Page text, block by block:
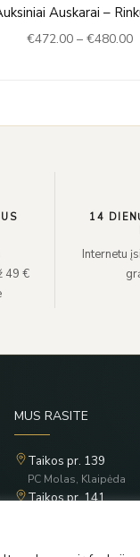
Auskarai –
€472.00 – €480.00
49 €
14
Internetu
MUS RASITE
Taikos pr. 139
PC Molas, Klaipėda
Taikos pr. 141
PC Banginis, Klaipėda